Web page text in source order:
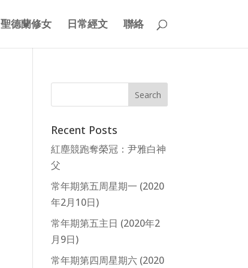
聖德蘭修女 日常經文 聯絡
Recent Posts
紅塵競跑奪榮冠：尹雅白神
父
常年期第五周星期一 (2020
年2月10日)
常年期第五主日 (2020年2
月9日)
常年期第四周星期六 (2020